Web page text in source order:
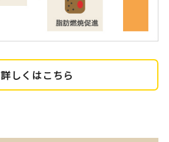
詳しくはこちら